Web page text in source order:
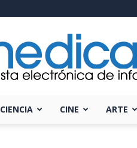
CIENCIA CINE ARTE